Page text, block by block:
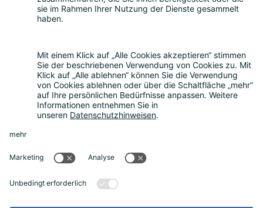
FAQ
Kostenrechner
Downloads
Mediathek
Aktuelles und Termine
News
Über uns
Unternehmen
Unser Beirat